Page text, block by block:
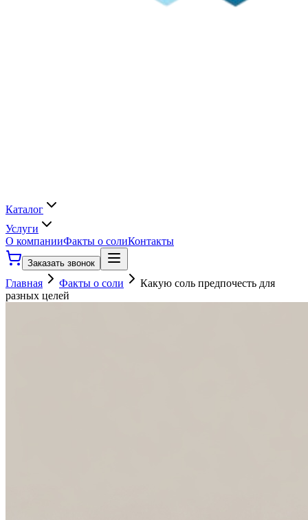
Каталог
Услуги
О компанииФакты о солиКонтакты
Заказать звонок
Главная Факты о соли
Какую соль предпочесть для
разных целей